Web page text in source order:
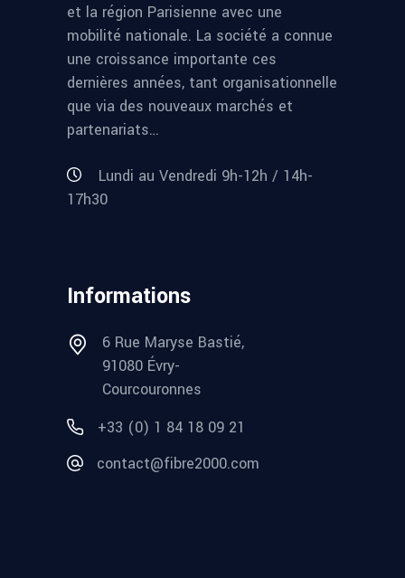
et la région Parisienne avec une
mobilité nationale. La société a connue
une croissance importante ces
dernières années, tant organisationnelle
que via des nouveaux marchés et
partenariats…
Lundi au Vendredi 9h-12h / 14h-
17h30
Informations
6 Rue Maryse Bastié,
91080 Évry-
Courcouronnes
+33 (0) 1 84 18 09 21
contact@fibre2000.com